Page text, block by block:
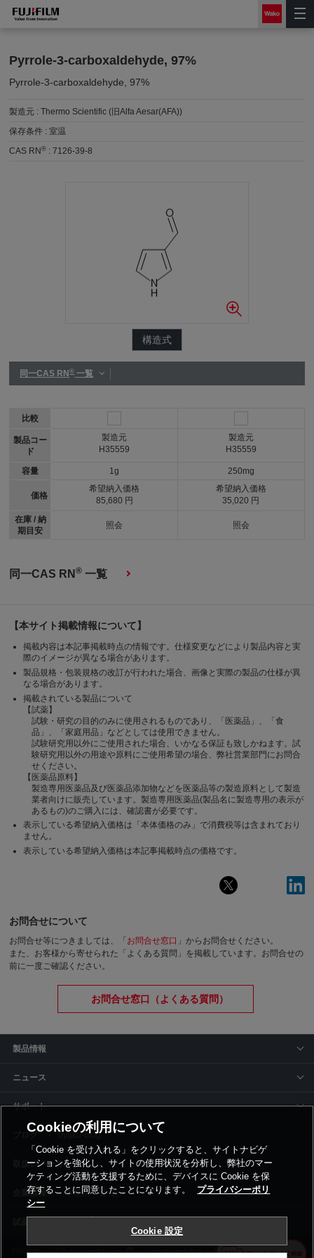
Pyrrole-3-carboxaldehyde, 97%
Pyrrole-3-carboxaldehyde, 97%
製造元 :Thermo Scientific (旧Alfa Aesar(AFA))
保存条件 :室温
CAS RN® :7126-39-8
構造式
同一CAS RN®一覧
比較
製品コー
ド
容量
価格
在庫 / 納
期目安
製造元
H35559
1g
希望納入価格
85,680 円
照会
製造元
H35559
250mg
希望納入価格
35,020 円
照会
同一CAS RN® 一覧
【本サイト掲載情報について】
掲載内容は本記事掲載時点の情報です。仕様変更などにより製品内容と実
際のイメージが異なる場合があります。
製品規格・包装規格の改訂が行われた場合、画像と実際の製品の仕様が異
なる場合があります。
掲載されている製品について
【試薬】
試験・研究の目的のみに使用されるものであり、「医薬品」、「食
品」、「家庭用品」などとしては使用できません。
試験研究用以外にご使用された場合、いかなる保証も致しかねます。試
験研究用以外の用途や原料にご使用希望の場合、弊社営業部門にお問合
せください。
【医薬品原料】
製造専用医薬品及び医薬品添加物などを医薬品等の製造原料として製造
業者向けに販売しています。製造専用医薬品(製品名に製造専用の表示が
あるもの)のご購入には、確認書が必要です。
表示している希望納入価格は「本体価格のみ」で消費税等は含まれており
ません。
表示している希望納入価格は本記事掲載時点の価格です。
お問合せについて
お問合せ等につきましては、「 お問合せ窓口 」からお問合せください。
また、お客様から寄せられた「よくある質問」を掲載しています。お問合せの
前に一度ご確認ください。
お問合せ窓口（よくある質問）
製品情報
ニュース
サポート
siyaku-blog
取扱いメーカー
事業所一覧
利用規約 プライバシーポリシー コーポレートサイト Cookie設定
Cookieの利用について
「Cookie を受け入れる」をクリックすると、サイトナビゲ
ーションを強化し、サイトの使用状況を分析し、弊社のマー
ケティング活動を支援するために、デバイスに Cookie を保
存することに同意したことになります。
プライバシーポリ
シー
Cookie 設定